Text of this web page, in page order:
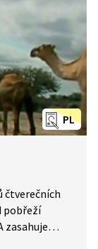
PL
čtverečních
pobřeží
zasahuje